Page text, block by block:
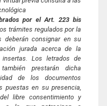
por el Art. 223 bis
trámites regulados por la
deberán consignar en su
jurada acerca de la
Los letrados de
prestarán dicha
de los documentos
puestas en su presencia,
libre consentimiento y